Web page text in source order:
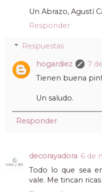
Un Abrazo, Agustí
Responder
Respuestas
hogardiez
7
Tienen buena
Un saludo.
Responder
decorayadora 6 de
Todo lo que sea
vale. Me tincan